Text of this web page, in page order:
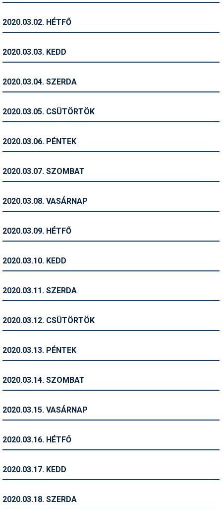
Ingatlan
Kerékpár
Magazinok
Pályázatok
Síbérletárak
Sífelszerelés
Símánia
Síszerviz
2020.03.02. HÉTFŐ
2020.03.03. KEDD
2020.03.04. SZERDA
2020.03.05. CSÜTÖRTÖK
2020.03.06. PÉNTEK
2020.03.07. SZOMBAT
2020.03.08. VASÁRNAP
2020.03.09. HÉTFŐ
2020.03.10. KEDD
2020.03.11. SZERDA
2020.03.12. CSÜTÖRTÖK
2020.03.13. PÉNTEK
2020.03.14. SZOMBAT
2020.03.15. VASÁRNAP
2020.03.16. HÉTFŐ
2020.03.17. KEDD
2020.03.18. SZERDA